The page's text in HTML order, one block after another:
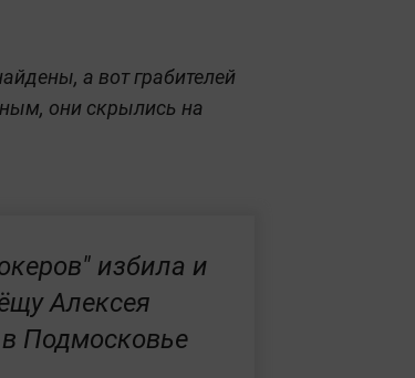
а вот грабителей
они скрылись на
избила и
Алексея
Подмосковье